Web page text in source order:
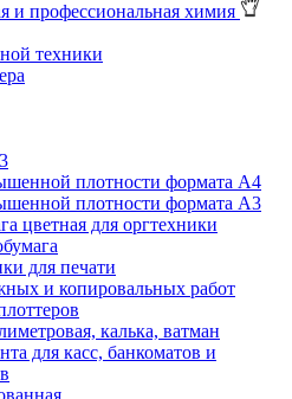
и профессиональная химия
техники
плотности формата А4
плотности формата А3
цветная для оргтехники
для печати
и копировальных работ
калька, ватман
для касс, банкоматов и